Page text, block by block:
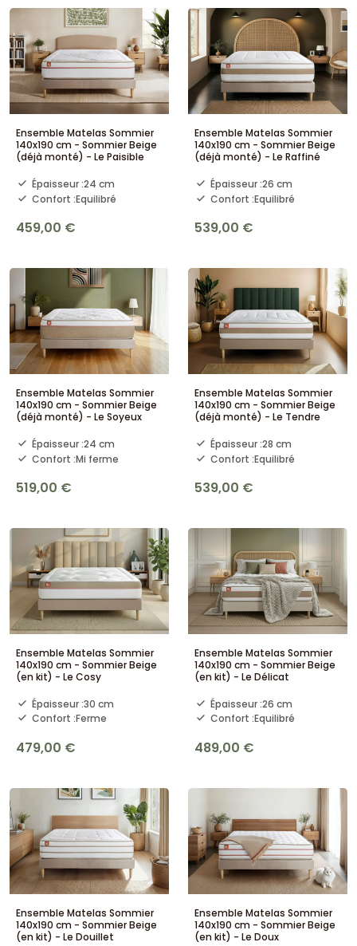
Ensemble Matelas Sommier
140x190 cm - Sommier Beige
(déjà monté) - Le Paisible
Épaisseur :24 cm
Confort :Equilibré
459,00 €
Ensemble Matelas Sommier
140x190 cm - Sommier Beige
(déjà monté) - Le Raffiné
Épaisseur :26 cm
Confort :Equilibré
539,00 €
Ensemble Matelas Sommier
140x190 cm - Sommier Beige
(déjà monté) - Le Soyeux
Épaisseur :24 cm
Confort :Mi ferme
519,00 €
Ensemble Matelas Sommier
140x190 cm - Sommier Beige
(déjà monté) - Le Tendre
Épaisseur :28 cm
Confort :Equilibré
539,00 €
Ensemble Matelas Sommier
140x190 cm - Sommier Beige
(en kit) - Le Cosy
Épaisseur :30 cm
Confort :Ferme
479,00 €
Ensemble Matelas Sommier
140x190 cm - Sommier Beige
(en kit) - Le Délicat
Épaisseur :26 cm
Confort :Equilibré
489,00 €
Ensemble Matelas Sommier
140x190 cm - Sommier Beige
(en kit) - Le Douillet
Ensemble Matelas Sommier
140x190 cm - Sommier Beige
(en kit) - Le Doux